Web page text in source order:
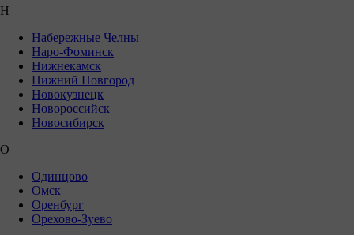
Н
Набережные Челны
Наро-Фоминск
Нижнекамск
Нижний Новгород
Новокузнецк
Новороссийск
Новосибирск
О
Одинцово
Омск
Оренбург
Орехово-Зуево